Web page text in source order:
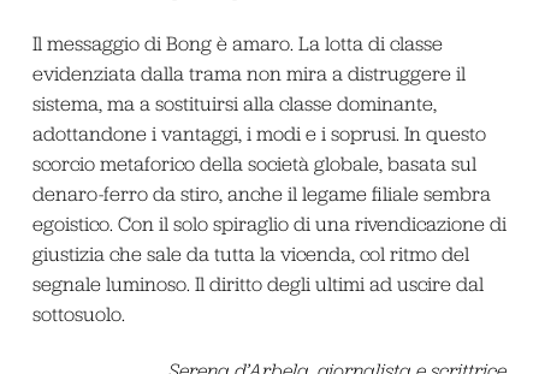
Il messaggio di Bong è amaro. La lotta di classe
evidenziata dalla trama non mira a distruggere il
sistema, ma a sostituirsi alla classe dominante,
adottandone i vantaggi, i modi e i soprusi. In questo
scorcio metaforico della società globale, basata sul
denaro-ferro da stiro, anche il legame filiale sembra
egoistico. Con il solo spiraglio di una rivendicazione di
giustizia che sale da tutta la vicenda, col ritmo del
segnale luminoso. Il diritto degli ultimi ad uscire dal
sottosuolo.